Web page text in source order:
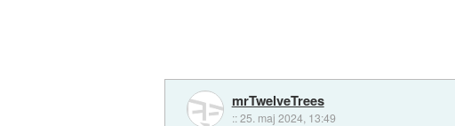
mrTwelveTrees
::25. maj 2024, 13:49